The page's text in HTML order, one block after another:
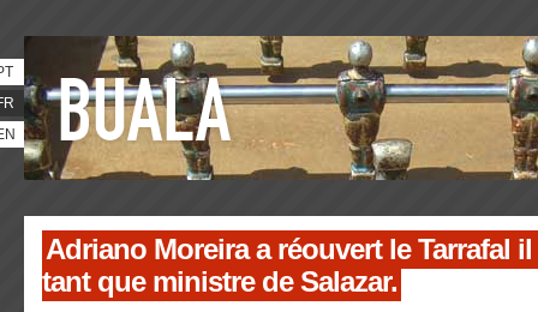
Adriano Moreira a réouvert le Tarrafal il
tant que ministre de Salazar.